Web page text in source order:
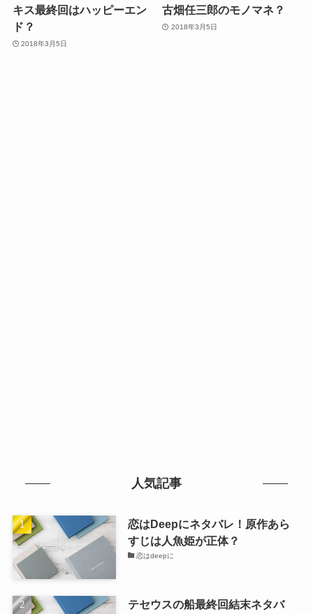
キス最終回はハッピーエン
ド？
2018年3月5日
古畑任三郎のモノマネ？
2018年3月5日
人気記事
恋はDeepにネタバレ！原作あら
すじは人魚姫が正体？
恋はdeepに
テセウスの船最終回結末ネタバ